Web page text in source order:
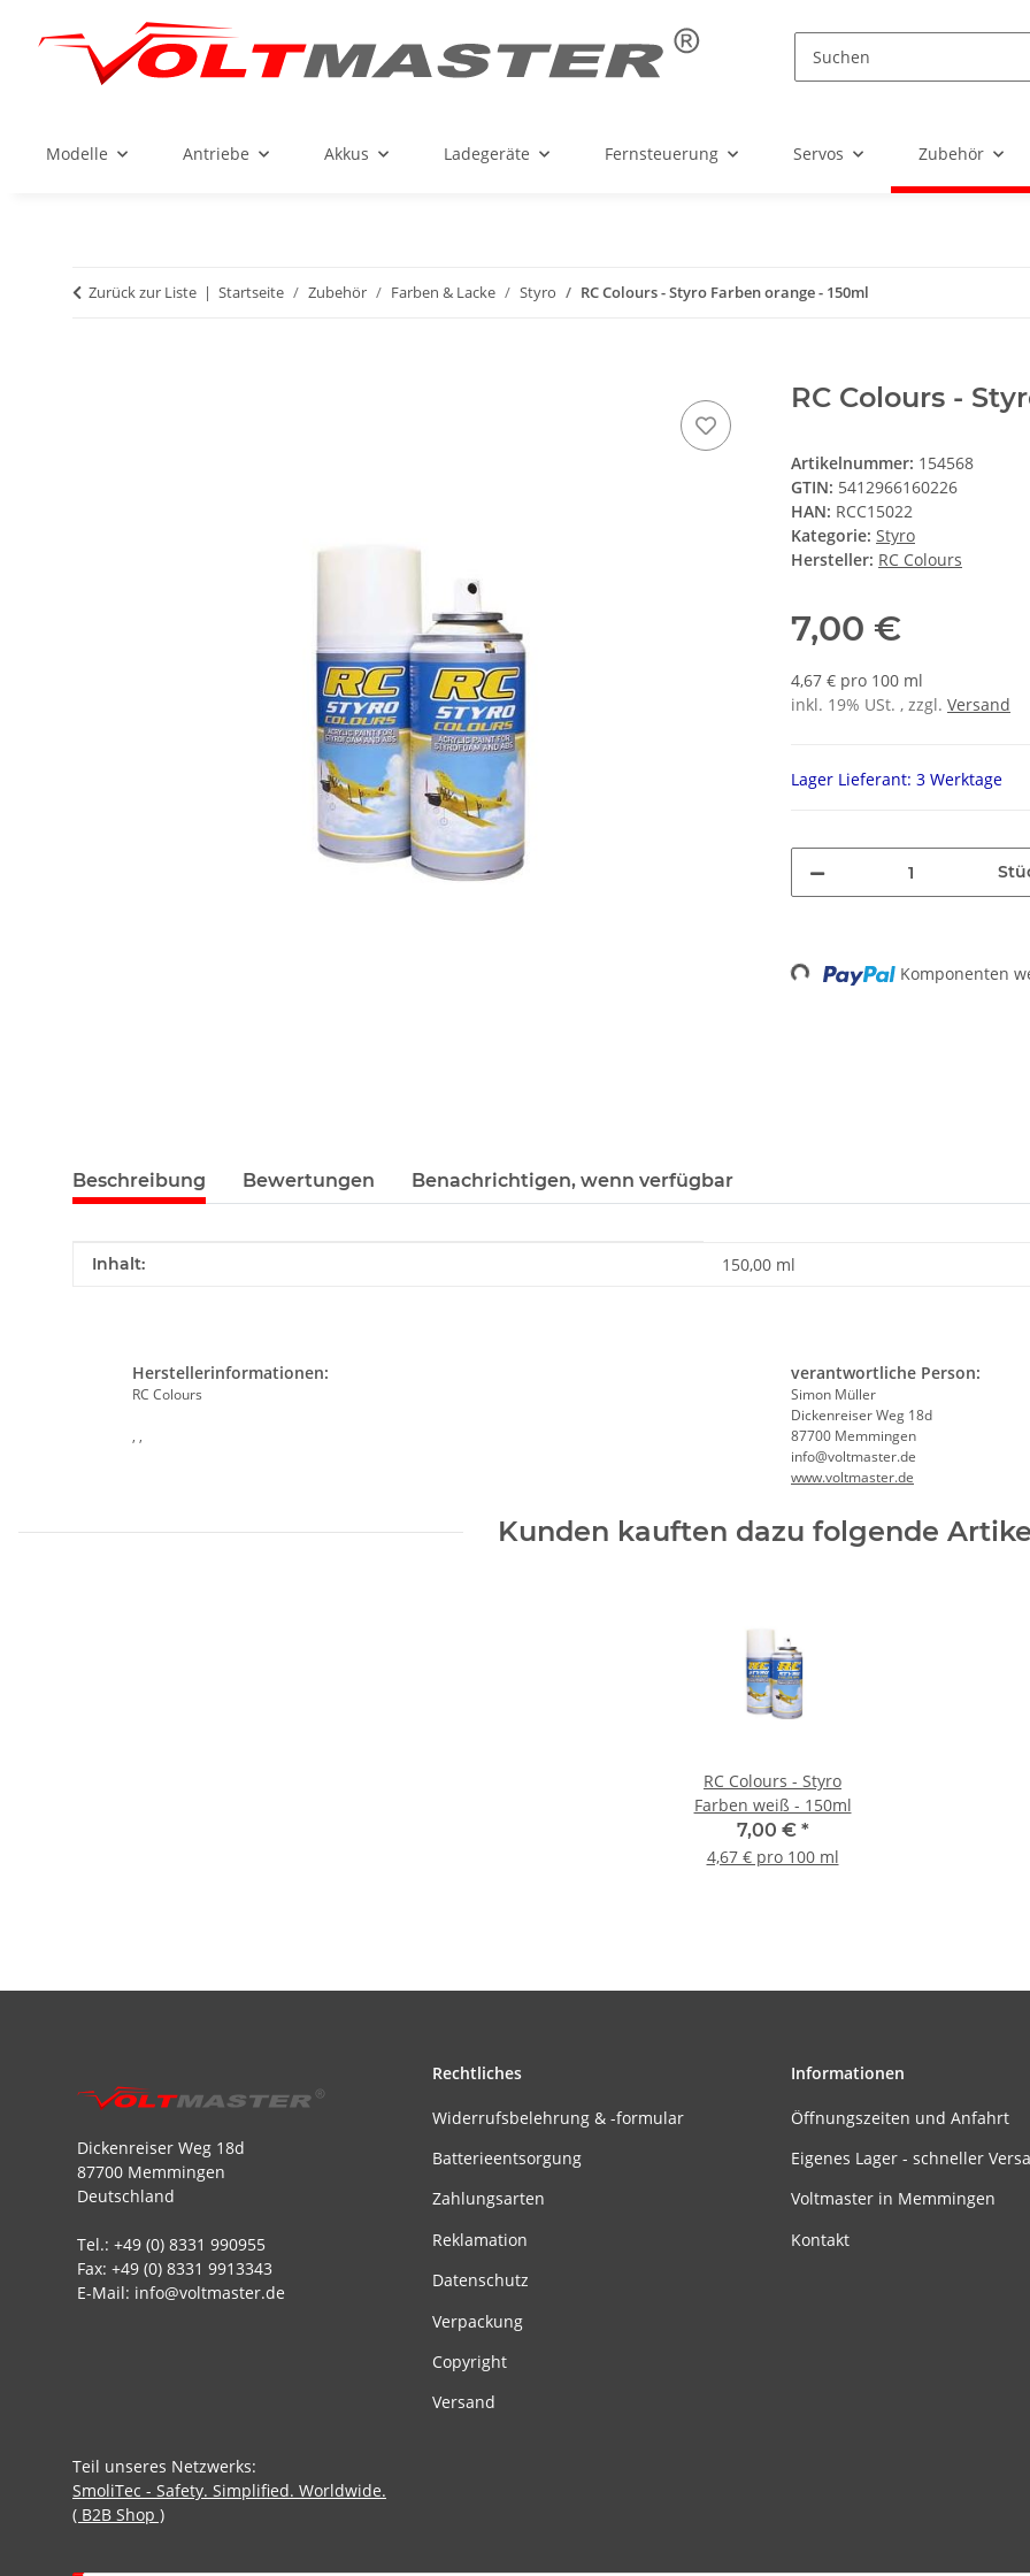
Modelle Antriebe Akkus Ladegeräte Fernsteuerung Servos Zubehör
Zurück zur Liste Startseite Zubehör Farben & Lacke Styro RC Colours - Styro Farben orange - 150ml
RC Colours -
Artikelnummer: 154568
GTIN: 5412966160226
HAN: RCC15022
Kategorie: Styro
Hersteller: RC Colours
7,00 €
4,67 € pro 100 ml
inkl. 19% USt. , zzgl. Versand
Lager Lieferant: 3 Werktage
Loading... Komponenten
Beschreibung Bewertungen Benachrichtigen, wenn verfügbar
Produkteigenschaft
Wert
Inhalt: 150,00 ml
Herstellerinformationen:
RC Colours
, ,
verantwortliche Person:
Simon Müller
Dickenreiser Weg 18d
87700 Memmingen
info@voltmaster.de
www.voltmaster.de
Kunden kauften dazu folgende
RC Colours - Styro
Farben weiß - 150ml
7,00 € *
4,67 € pro 100 ml
Dickenreiser Weg 18d
87700 Memmingen
Deutschland
Tel.: +49 (0) 8331 990955
Fax: +49 (0) 8331 9913343
E-Mail: info@voltmaster.de
Rechtliches
Widerrufsbelehrung & -formular
Batterieentsorgung
Zahlungsarten
Reklamation
Datenschutz
Verpackung
Copyright
Versand
Informationen
Öffnungszeiten und Anfahrt
Eigenes Lager - schneller
Voltmaster in Memmingen
Kontakt
Teil unseres Netzwerks:
SmoliTec - Safety. Simplified. Worldwide.
( B2B Shop )